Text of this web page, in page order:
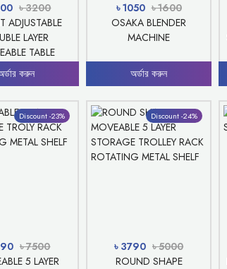
৳ 3200
ADJUSTABLE
LAYER
TABLE
করুন
৳ 1050 ৳ 1600
OSAKA BLENDER
MACHINE
অর্ডার করুন
Discount -23%
৳ 7500
5 LAYER
Discount -24%
৳ 3790 ৳ 5000
ROUND SHAPE